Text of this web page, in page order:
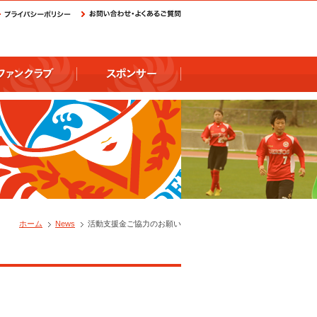
ホーム News 活動支援金ご協力のお願い